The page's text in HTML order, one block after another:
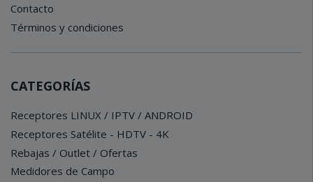
Contacto
Términos y condiciones
CATEGORÍAS
Receptores LINUX / IPTV / ANDROID
Receptores Satélite - HDTV - 4K
Rebajas / Outlet / Ofertas
Medidores de Campo